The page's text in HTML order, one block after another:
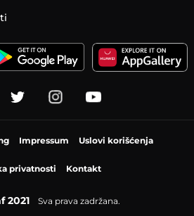
Impressum Uslovi korišćenja
privatnosti Kontakt
2021 Sva prava zadržana.